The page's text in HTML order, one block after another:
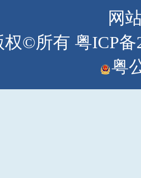
网
权©所有 粤ICP备
粤